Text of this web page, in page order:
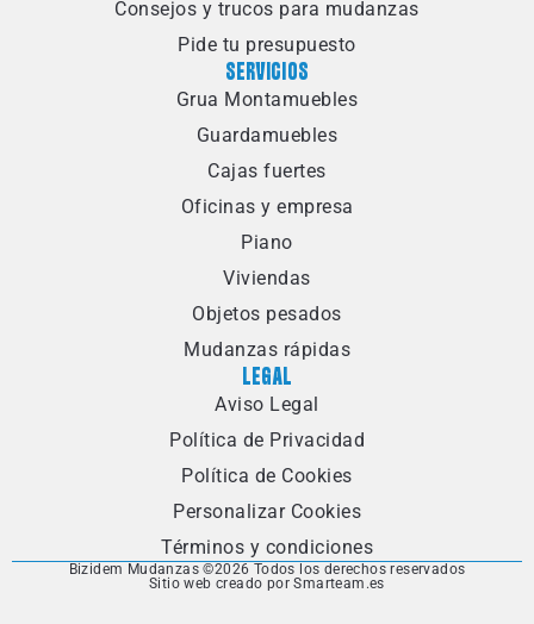
Consejos y trucos para mudanzas
Pide tu presupuesto
SERVICIOS
Grua Montamuebles
Guardamuebles
Cajas fuertes
Oficinas y empresa
Piano
Viviendas
Objetos pesados
Mudanzas rápidas
LEGAL
Aviso Legal
Política de Privacidad
Política de Cookies
Personalizar Cookies
Términos y condiciones
Bizidem Mudanzas ©2026 Todos los derechos reservados
Sitio web creado por Smarteam.es